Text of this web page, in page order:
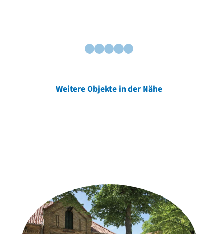
Weitere Objekte in der Nähe